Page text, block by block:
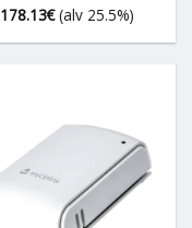
178.13€ (alv 25.5%)